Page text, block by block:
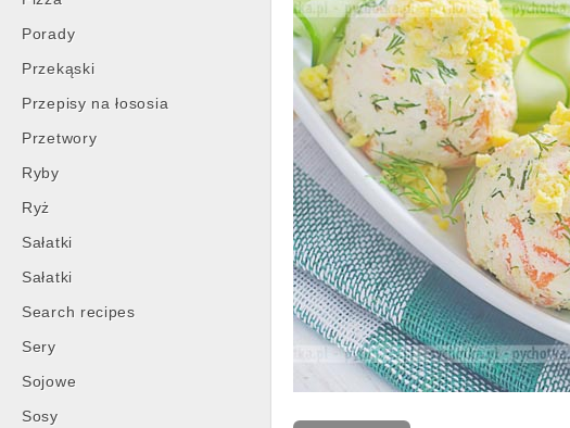
Porady
Przekąski
Przepisy na łososia
Przetwory
Ryby
Ryż
Sałatki
Sałatki
Search recipes
Sery
Sojowe
Sosy